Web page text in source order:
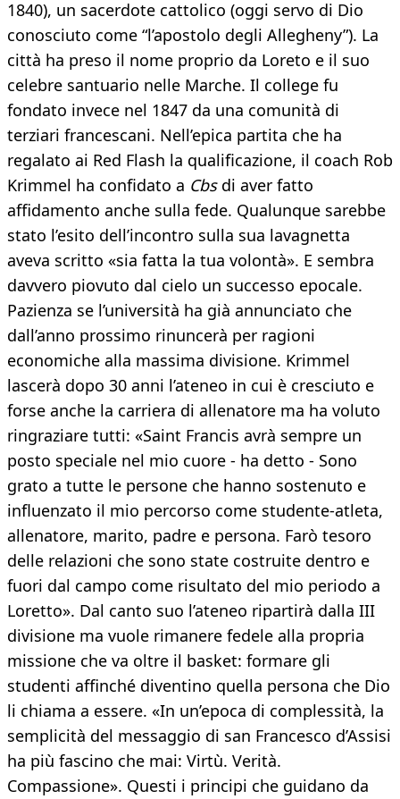
1840), un sacerdote cattolico (oggi servo di Dio
conosciuto come “l’apostolo degli Allegheny”). La
città ha preso il nome proprio da Loreto e il suo
celebre santuario nelle Marche. Il college fu
fondato invece nel 1847 da una comunità di
terziari francescani. Nell’epica partita che ha
regalato ai Red Flash la qualificazione, il coach Rob
Krimmel ha confidato a Cbsdi aver fatto
affidamento anche sulla fede. Qualunque sarebbe
stato l’esito dell’incontro sulla sua lavagnetta
aveva scritto «sia fatta la tua volontà». E sembra
davvero piovuto dal cielo un successo epocale.
Pazienza se l’università ha già annunciato che
dall’anno prossimo rinuncerà per ragioni
economiche alla massima divisione. Krimmel
lascerà dopo 30 anni l’ateneo in cui è cresciuto e
forse anche la carriera di allenatore ma ha voluto
ringraziare tutti: «Saint Francis avrà sempre un
posto speciale nel mio cuore - ha detto - Sono
grato a tutte le persone che hanno sostenuto e
influenzato il mio percorso come studente-atleta,
allenatore, marito, padre e persona. Farò tesoro
delle relazioni che sono state costruite dentro e
fuori dal campo come risultato del mio periodo a
Loretto». Dal canto suo l’ateneo ripartirà dalla III
divisione ma vuole rimanere fedele alla propria
missione che va oltre il basket: formare gli
studenti affinché diventino quella persona che Dio
li chiama a essere. «In un’epoca di complessità, la
semplicità del messaggio di san Francesco d’Assisi
ha più fascino che mai: Virtù. Verità.
Compassione». Questi i principi che guidano da